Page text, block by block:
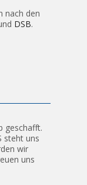
nach den
DSB.
geschafft.
steht uns
wir
uns